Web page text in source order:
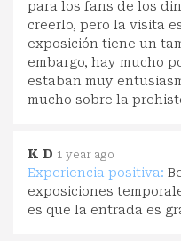
para los fans de los
creerlo, pero la visita
exposición tiene un
embargo, hay mucho
estaban muy
mucho sobre la
K D 1 year ago
Experiencia positiva:
exposiciones
es que la entrada es